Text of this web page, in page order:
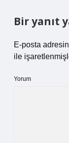
Bir yanıt
E-posta
ile
Yorum